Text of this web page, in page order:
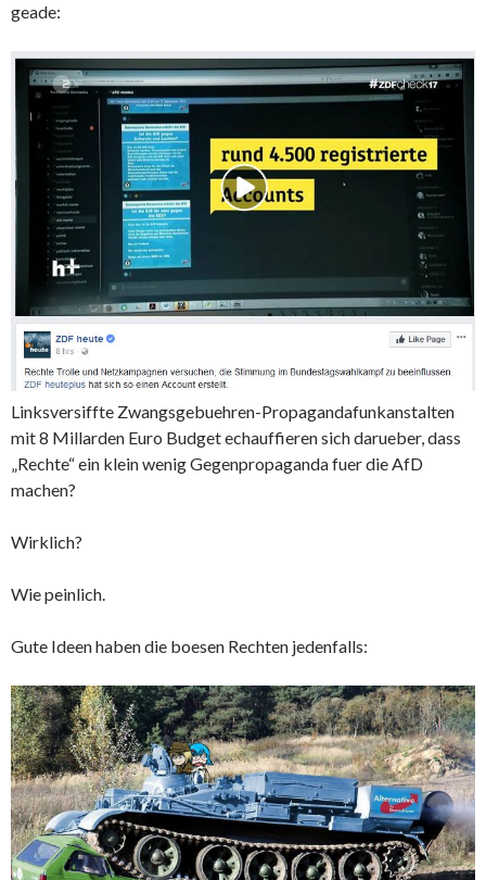
geade:
Linksversiffte Zwangsgebuehren-Propagandafunkanstalten
mit 8 Millarden Euro Budget echauffieren sich darueber, dass
„Rechte“ ein klein wenig Gegenpropaganda fuer die AfD
machen?
Wirklich?
Wie peinlich.
Gute Ideen haben die boesen Rechten jedenfalls: